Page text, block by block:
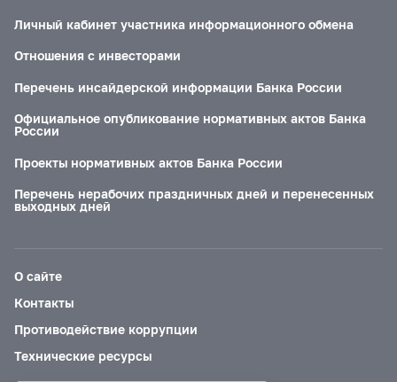
Личный кабинет участника информационного обмена
Отношения с инвесторами
Перечень инсайдерской информации Банка России
Официальное опубликование нормативных актов Банка
России
Проекты нормативных актов Банка России
Перечень нерабочих праздничных дней и перенесенных
выходных дней
О сайте
Контакты
Противодействие коррупции
Технические ресурсы